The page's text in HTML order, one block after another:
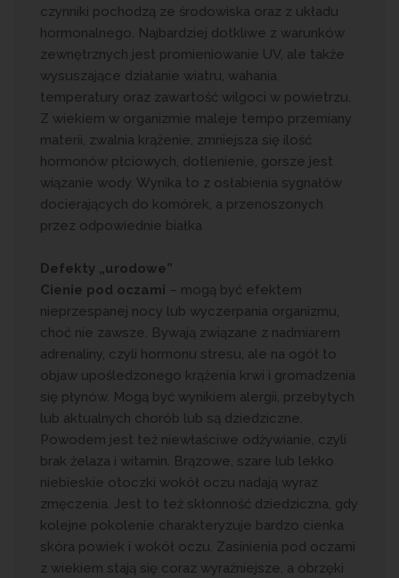
czynniki pochodzą ze środowiska oraz z układu
hormonalnego. Najbardziej dotkliwe z warunków
zewnętrznych jest promieniowanie UV, ale także
wysuszające działanie wiatru, wahania
temperatury oraz zawartość wilgoci w powietrzu.
Z wiekiem w organizmie maleje tempo przemiany
materii, zwalnia krążenie, zmniejsza się ilość
hormonów płciowych, dotlenienie, gorsze jest
wiązanie wody. Wynika to z osłabienia sygnałów
docierających do komórek, a przenoszonych
przez odpowiednie białka
Defekty „urodowe”
Cienie pod oczami – mogą być efektem
nieprzespanej nocy lub wyczerpania organizmu,
choć nie zawsze. Bywają związane z nadmiarem
adrenaliny, czyli hormonu stresu, ale na ogół to
objaw upośledzonego krążenia krwi i gromadzenia
się płynów. Mogą być wynikiem alergii, przebytych
lub aktualnych chorób lub są dziedziczne.
Powodem jest też niewłaściwe odżywianie, czyli
brak żelaza i witamin. Brązowe, szare lub lekko
niebieskie otoczki wokół oczu nadają wyraz
zmęczenia. Jest to też skłonność dziedziczna, gdy
kolejne pokolenie charakteryzuje bardzo cienka
skóra powiek i wokół oczu. Zasinienia pod oczami
z wiekiem stają się coraz wyraźniejsze, a obrzęki